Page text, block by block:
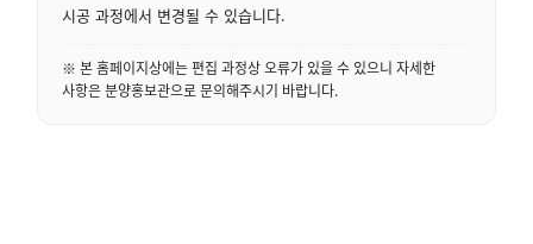
시공 과정에서 변경될 수 있습니다.
※ 본 홈페이지상에는 편집 과정상 오류가 있을 수 있으니 자세한
사항은 분양홍보관으로 문의해주시기 바랍니다.